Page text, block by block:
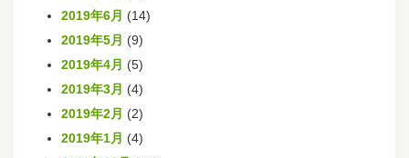
2019年6月 (14)
2019年5月 (9)
2019年4月 (5)
2019年3月 (4)
2019年2月 (2)
2019年1月 (4)